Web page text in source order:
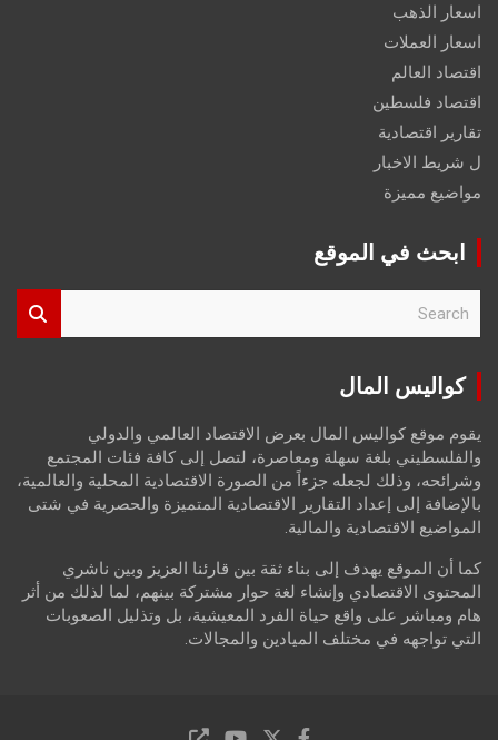
اسعار الذهب
اسعار العملات
اقتصاد العالم
اقتصاد فلسطين
تقارير اقتصادية
ل شريط الاخبار
مواضيع مميزة
ابحث في الموقع
r
كواليس المال
يقوم موقع كواليس المال بعرض الاقتصاد العالمي والدولي
والفلسطيني بلغة سهلة ومعاصرة، لتصل إلى كافة فئات المجتمع
وشرائحه، وذلك لجعله جزءاً من الصورة الاقتصادية المحلية والعالمية،
بالإضافة إلى إعداد التقارير الاقتصادية المتميزة والحصرية في شتى
المواضيع الاقتصادية والمالية.
كما أن الموقع يهدف إلى بناء ثقة بين قارئنا العزيز وبين ناشري
المحتوى الاقتصادي وإنشاء لغة حوار مشتركة بينهم، لما لذلك من أثر
هام ومباشر على واقع حياة الفرد المعيشية، بل وتذليل الصعوبات
التي تواجهه في مختلف الميادين والمجالات.